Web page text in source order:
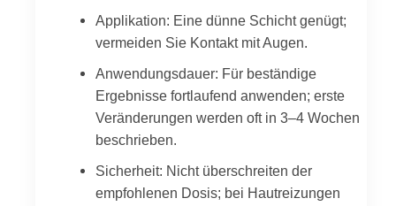
Applikation: Eine dünne Schicht genügt;
vermeiden Sie Kontakt mit Augen.
Anwendungsdauer: Für beständige
Ergebnisse fortlaufend anwenden; erste
Veränderungen werden oft in 3–4 Wochen
beschrieben.
Sicherheit: Nicht überschreiten der
empfohlenen Dosis; bei Hautreizungen